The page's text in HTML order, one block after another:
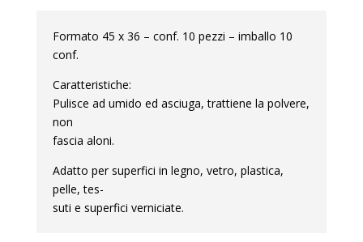
Formato 45 x 36 – conf. 10 pezzi – imballo 10
conf.
Caratteristiche:
Pulisce ad umido ed asciuga, trattiene la polvere,
non
fascia aloni.
Adatto per superfici in legno, vetro, plastica,
pelle, tes-
suti e superfici verniciate.